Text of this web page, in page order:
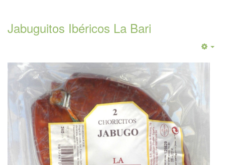
Jabuguitos Ibéricos La Bari